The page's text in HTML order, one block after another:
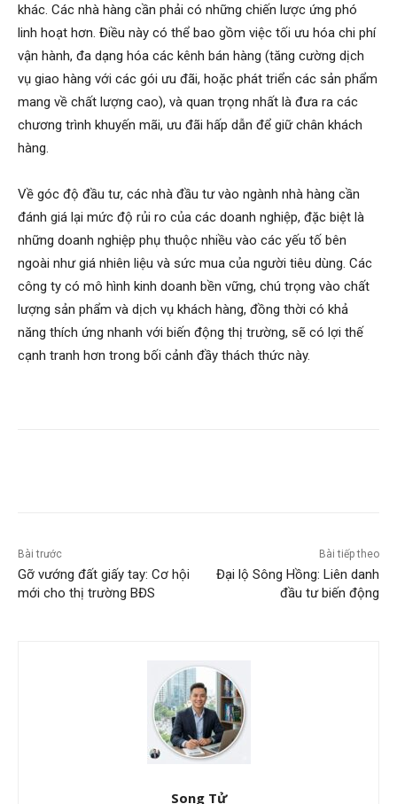
khác. Các nhà hàng cần phải có những chiến lược ứng phó
linh hoạt hơn. Điều này có thể bao gồm việc tối ưu hóa chi phí
vận hành, đa dạng hóa các kênh bán hàng (tăng cường dịch
vụ giao hàng với các gói ưu đãi, hoặc phát triển các sản phẩm
mang về chất lượng cao), và quan trọng nhất là đưa ra các
chương trình khuyến mãi, ưu đãi hấp dẫn để giữ chân khách
hàng.
Về góc độ đầu tư, các nhà đầu tư vào ngành nhà hàng cần
đánh giá lại mức độ rủi ro của các doanh nghiệp, đặc biệt là
những doanh nghiệp phụ thuộc nhiều vào các yếu tố bên
ngoài như giá nhiên liệu và sức mua của người tiêu dùng. Các
công ty có mô hình kinh doanh bền vững, chú trọng vào chất
lượng sản phẩm và dịch vụ khách hàng, đồng thời có khả
năng thích ứng nhanh với biến động thị trường, sẽ có lợi thế
cạnh tranh hơn trong bối cảnh đầy thách thức này.
Bài trước
Gỡ vướng đất giấy tay: Cơ hội
mới cho thị trường BĐS
Bài tiếp theo
Đại lộ Sông Hồng: Liên danh
đầu tư biến động
Song Tử